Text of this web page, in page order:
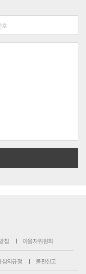
침 이용자위원회
심의규정 불편신고